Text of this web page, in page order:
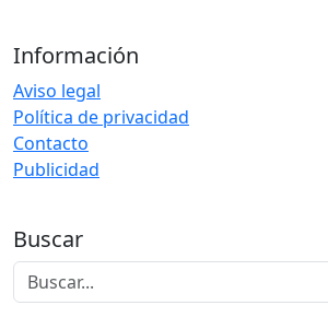
Información
Aviso legal
Política de privacidad
Contacto
Publicidad
Buscar